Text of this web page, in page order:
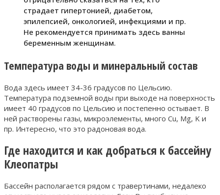
страдает гипертонией, диабетом,
эпилепсией, онкологией, инфекциями и пр.
Не рекомендуется принимать здесь ванны
беременным женщинам.
Температура воды и минеральный состав
Вода здесь имеет 34-36 градусов по Цельсию.
Температура подземной воды при выходе на поверхность
имеет 40 градусов по Цельсию и постепенно остывает. В
ней растворены газы, микроэлементы, много Cu, Mg, K и
пр. Интересно, что это радоновая вода.
Где находится и как добраться к бассейну
Клеопатры
Бассейн располагается рядом с травертинами, недалеко